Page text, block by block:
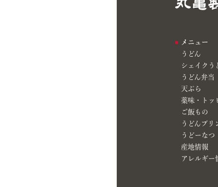
メニュー
うどん
シェイクう
うどん弁当
天ぷら
薬味・トッ
ご飯もの
うどんプリ
うどーなつ
産地情報
アレルギー